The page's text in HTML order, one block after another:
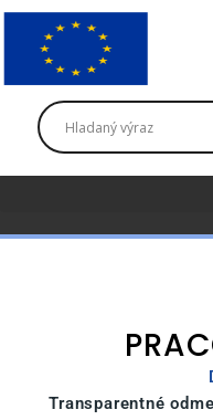
Transparentné